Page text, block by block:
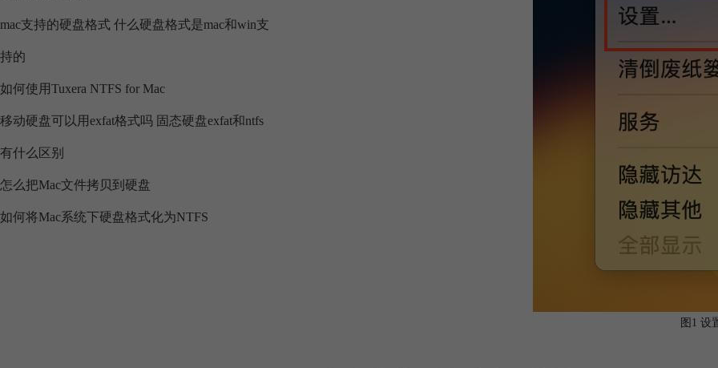
mac支持的硬盘格式 什么硬盘格式是mac和win支
持的
如何使用Tuxera NTFS for Mac
移动硬盘可以用exfat格式吗 固态硬盘exfat和ntfs
有什么区别
怎么把Mac文件拷贝到硬盘
如何将Mac系统下硬盘格式化为NTFS
图1 设